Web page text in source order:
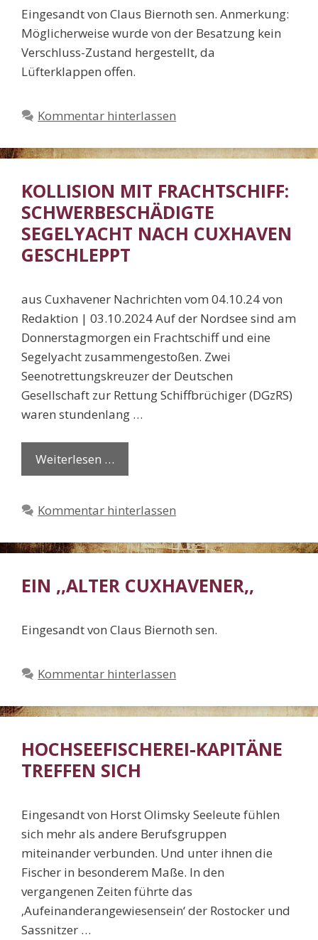
Eingesandt von Claus Biernoth sen. Anmerkung:
Möglicherweise wurde von der Besatzung kein
Verschluss-Zustand hergestellt, da
Lüfterklappen offen.
Kommentar hinterlassen
KOLLISION MIT FRACHTSCHIFF:
SCHWERBESCHÄDIGTE
SEGELYACHT NACH CUXHAVEN
GESCHLEPPT
aus Cuxhavener Nachrichten vom 04.10.24 von
Redaktion | 03.10.2024 Auf der Nordsee sind am
Donnerstagmorgen ein Frachtschiff und eine
Segelyacht zusammengestoßen. Zwei
Seenotrettungskreuzer der Deutschen
Gesellschaft zur Rettung Schiffbrüchiger (DGzRS)
waren stundenlang …
Weiterlesen …
Kommentar hinterlassen
EIN ,,ALTER CUXHAVENER,,
Eingesandt von Claus Biernoth sen.
Kommentar hinterlassen
HOCHSEEFISCHEREI-KAPITÄNE
TREFFEN SICH
Eingesandt von Horst Olimsky Seeleute fühlen
sich mehr als andere Berufsgruppen
miteinander verbunden. Und unter ihnen die
Fischer in besonderem Maße. In den
vergangenen Zeiten führte das
‚Aufeinanderangewiesensein‘ der Rostocker und
Sassnitzer …